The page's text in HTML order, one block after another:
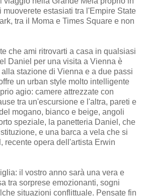
muoverete estasiati tra l'Empire State
tra il Moma e Times Square e non
che ami ritrovarti a casa in qualsiasi
Daniel per una visita a Vienna è
stazione di Vienna e a due passi
un urban style molto intelligente
agio: camere attrezzate con
tra un'escursione e l'altra, pareti e
mogano, bianco e beige, angoli
speziale, la panetteria Daniel, che
e una barca a vela che si
recente opera dell'artista Erwin
il vostro anno sarà una vera e
tra sorprese emozionanti, sogni
situazioni conflittuale. Pensate fin